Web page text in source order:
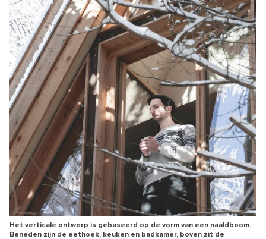
Het verticale ontwerp is gebaseerd op de vorm van een naaldboom.
Beneden zijn de eethoek, keuken en badkamer, boven zit de